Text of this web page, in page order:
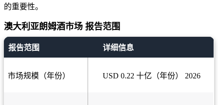
的重要性。
澳大利亚朗姆酒市场 报告范围
报告范围 详细信息
市场规模（年份） USD 0.22 十亿（年份） 2026